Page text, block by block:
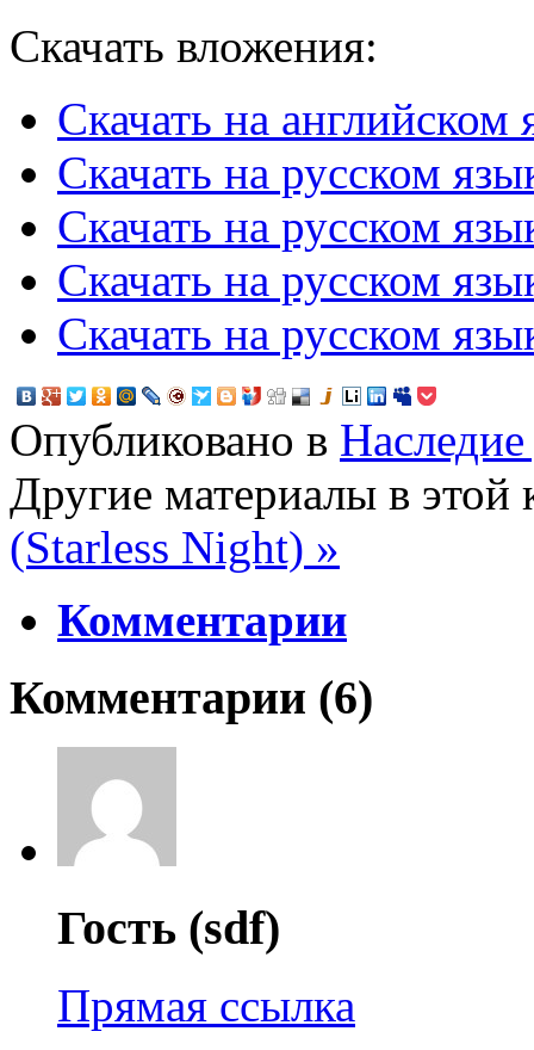
Скачать вложения:
Скачать на английском
Скачать на русском
Скачать на русском
Скачать на русском
Скачать на русском
Опубликовано в
Другие материалы в этой
(Starless Night) »
Комментарии
Комментарии (6)
Гость (sdf)
Прямая ссылка